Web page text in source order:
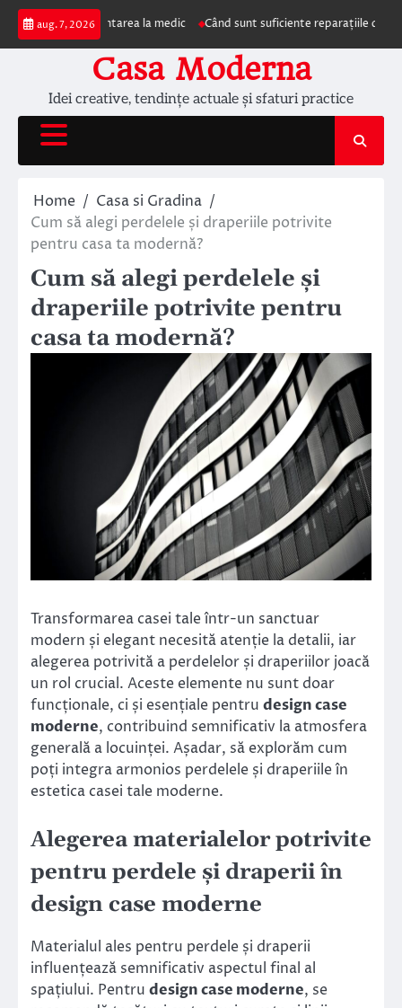
Skip
content
aug. 7, 2026
prezentarea la medic Când sunt suficiente reparațiile de acoperiș și
Casa Moderna
Idei creative, tendințe actuale și sfaturi practice
Home
Casa si Gradina
Cum să alegi perdelele și draperiile potrivite
pentru casa ta modernă?
Cum să alegi perdelele și
draperiile potrivite pentru
casa ta modernă?
Transformarea casei tale într-un sanctuar
modern și elegant necesită atenție la detalii, iar
alegerea potrivită a perdelelor și draperiilor joacă
un rol crucial. Aceste elemente nu sunt doar
funcționale, ci și esențiale pentru design case
moderne, contribuind semnificativ la atmosfera
generală a locuinței. Așadar, să explorăm cum
poți integra armonios perdelele și draperiile în
estetica casei tale moderne.
Alegerea materialelor potrivite
pentru perdele și draperii în
design case moderne
Materialul ales pentru perdele și draperii
influențează semnificativ aspectul final al
spațiului. Pentru design case moderne, se